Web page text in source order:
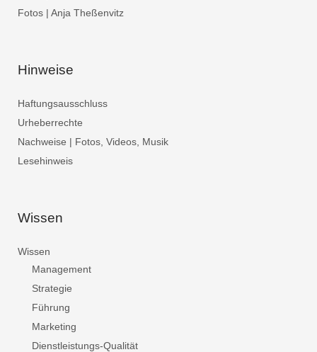
Fotos | Anja Theßenvitz
Hinweise
Haftungsausschluss
Urheberrechte
Nachweise | Fotos, Videos, Musik
Lesehinweis
Wissen
Wissen
Management
Strategie
Führung
Marketing
Dienstleistungs-Qualität